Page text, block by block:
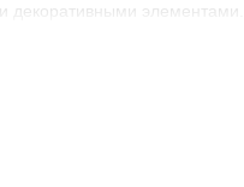
элементами.